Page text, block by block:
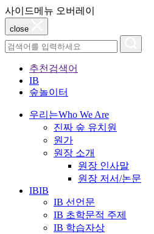
사이드메뉴 오버레이
close
추천검색어
IB
숲놀이터
우리는Who We Are
진짜 숲 유치원
원가
원장 소개
원장 인사말
원장 저서/논문
IBIB
IB 선언문
IB 초학문적 주제
IB 학습자상